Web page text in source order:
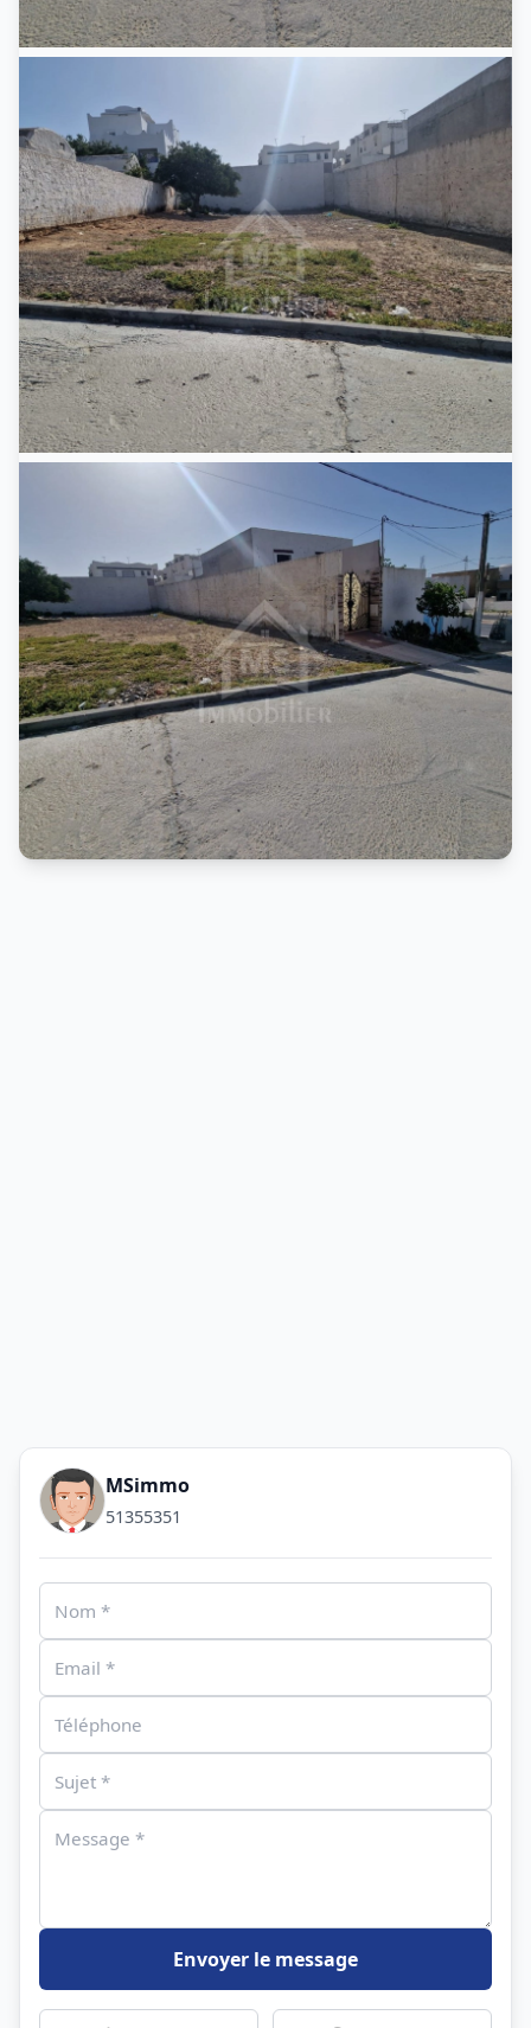
MSimmo
51355351
Envoyer le message